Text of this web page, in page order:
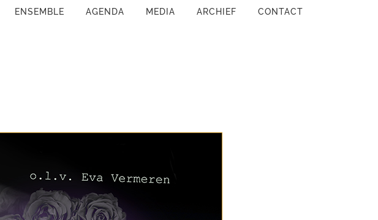
ENSEMBLE AGENDA MEDIA ARCHIEF CONTACT